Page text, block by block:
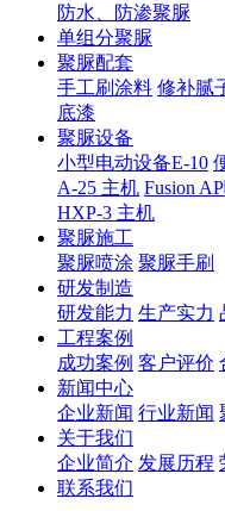
防水、防渗聚脲
单组分聚脲
聚脲配套
手工刷涂料 修补腻
底漆
聚脲设备
小型电动设备E-10
A-25 主机 Fusion
HXP-3 主机
聚脲施工
聚脲喷涂 聚脲手刷
研发制造
研发能力 生产实力
工程案例
成功案例 客户评价
新闻中心
企业新闻 行业新闻
关于我们
企业简介 发展历程
联系我们